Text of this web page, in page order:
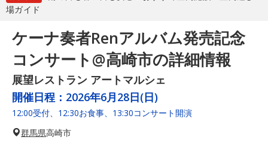
場ガイド
ケーナ奏者Renアルバム発売記念
コンサート@高崎市の詳細情報
展望レストラン アートマルシェ
開催日程： 2026年6月28日(日)
12:00受付、12:30お食事、13:30コンサート開演
群馬県高崎市